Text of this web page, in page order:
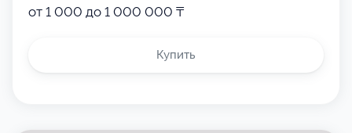
от 1 000 до 1 000 000 ₸
Купить